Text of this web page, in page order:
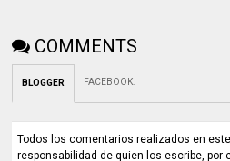
COMMENTS
BLOGGER FACEBOOK:
Todos los comentarios realizados en
responsabilidad de quien los escribe, por